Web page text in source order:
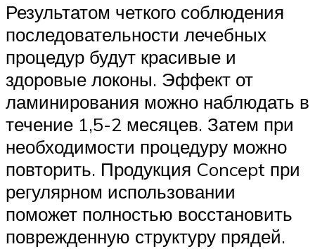
Результатом четкого соблюдения
последовательности лечебных
процедур будут красивые и
здоровые локоны. Эффект от
ламинирования можно наблюдать в
течение 1,5-2 месяцев. Затем при
необходимости процедуру можно
повторить. Продукция Concept при
регулярном использовании
поможет полностью восстановить
поврежденную структуру прядей.